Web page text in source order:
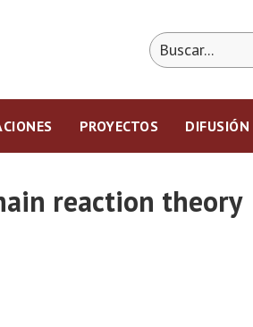
PROYECTOS DIFUSIÓN
reaction theory